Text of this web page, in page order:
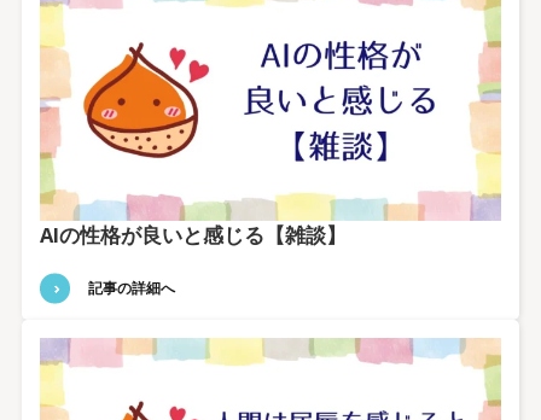
AIの性格が良いと感じる【雑談】
記事の詳細へ